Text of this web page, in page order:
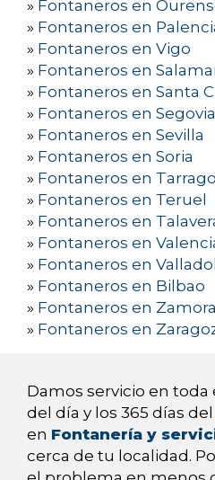
» Fontaneros en
» Fontaneros en
» Fontaneros en Vigo
» Fontaneros en
» Fontaneros en Santa
» Fontaneros en Segovia
» Fontaneros en Sevilla
» Fontaneros en Soria
» Fontaneros en
» Fontaneros en Teruel
» Fontaneros en
» Fontaneros en
» Fontaneros en
» Fontaneros en Bilbao
» Fontaneros en Zamora
» Fontaneros en
Damos servicio en toda
del día y los 365 días
en Fontanería y
cerca de tu localidad.